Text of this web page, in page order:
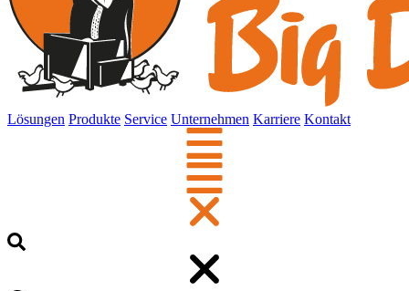
Lösungen Produkte Service Unternehmen Karriere Kontakt